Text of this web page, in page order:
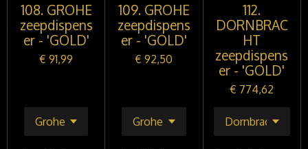
108. GROHE
zeepdispens
er - 'GOLD'
€ 91,99
109. GROHE
zeepdispens
er - 'GOLD'
€ 92,50
112.
DORNBRAC
HT
zeepdispens
er - 'GOLD'
€ 774,62